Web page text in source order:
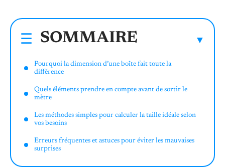
SOMMAIRE
Pourquoi la dimension d’une boîte fait toute la
différence
Quels éléments prendre en compte avant de sortir le
mètre
Les méthodes simples pour calculer la taille idéale selon
vos besoins
Erreurs fréquentes et astuces pour éviter les mauvaises
surprises